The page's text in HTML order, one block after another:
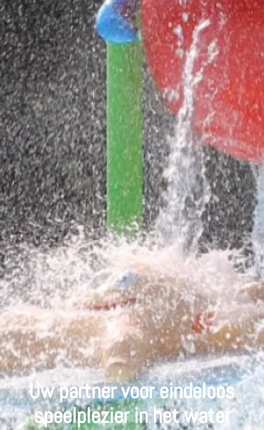
Uw partner voor eindeloos
speelplezier in het water